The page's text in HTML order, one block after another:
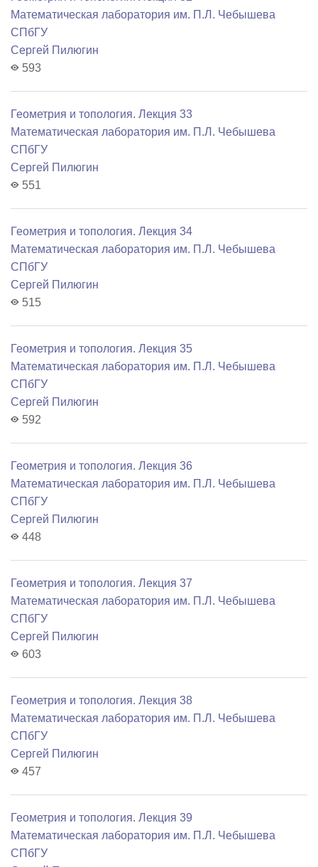
Математичеcкая лаборатория им. П.Л. Чебышева
СПбГУ
Сергей Пилюгин
593
Геометрия и топология. Лекция 33
Математичеcкая лаборатория им. П.Л. Чебышева
СПбГУ
Сергей Пилюгин
551
Геометрия и топология. Лекция 34
Математичеcкая лаборатория им. П.Л. Чебышева
СПбГУ
Сергей Пилюгин
515
Геометрия и топология. Лекция 35
Математичеcкая лаборатория им. П.Л. Чебышева
СПбГУ
Сергей Пилюгин
592
Геометрия и топология. Лекция 36
Математичеcкая лаборатория им. П.Л. Чебышева
СПбГУ
Сергей Пилюгин
448
Геометрия и топология. Лекция 37
Математичеcкая лаборатория им. П.Л. Чебышева
СПбГУ
Сергей Пилюгин
603
Геометрия и топология. Лекция 38
Математичеcкая лаборатория им. П.Л. Чебышева
СПбГУ
Сергей Пилюгин
457
Геометрия и топология. Лекция 39
Математичеcкая лаборатория им. П.Л. Чебышева
СПбГУ